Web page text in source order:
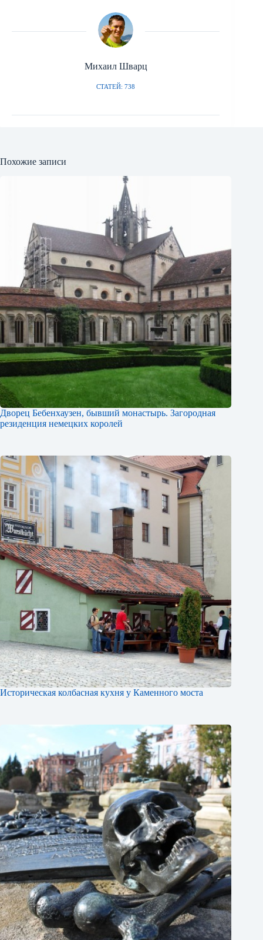
Михаил Шварц
СТАТЕЙ: 738
Похожие записи
Дворец Бебенхаузен, бывший монастырь. Загородная
резиденция немецких королей
Историческая колбасная кухня у Каменного моста